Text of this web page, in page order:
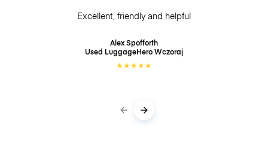
Excellent, friendly and helpful
Alex Spofforth
Used LuggageHeroWczoraj
★★★★★